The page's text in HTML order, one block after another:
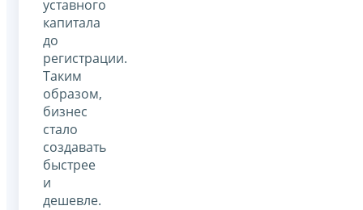
уставного
капитала
до
регистрации.
Таким
образом,
бизнес
стало
создавать
быстрее
и
дешевле.